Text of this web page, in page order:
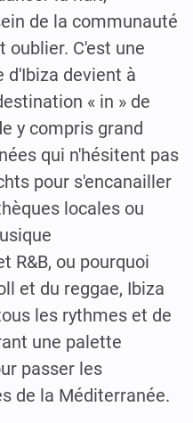
de la communauté
oublier. C'est une
d'Ibiza devient à
« in » de
y compris grand
qui n'hésitent pas
pour s'encanailler
locales ou
R&B, ou pourquoi
et du reggae, Ibiza
les rythmes et de
une palette
passer les
de la Méditerranée.